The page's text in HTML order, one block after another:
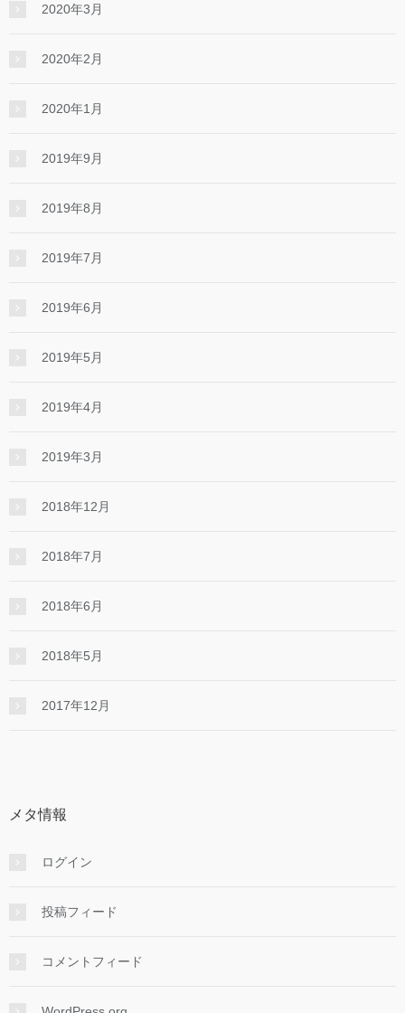
2020年3月
2020年2月
2020年1月
2019年9月
2019年8月
2019年7月
2019年6月
2019年5月
2019年4月
2019年3月
2018年12月
2018年7月
2018年6月
2018年5月
2017年12月
メタ情報
ログイン
投稿フィード
コメントフィード